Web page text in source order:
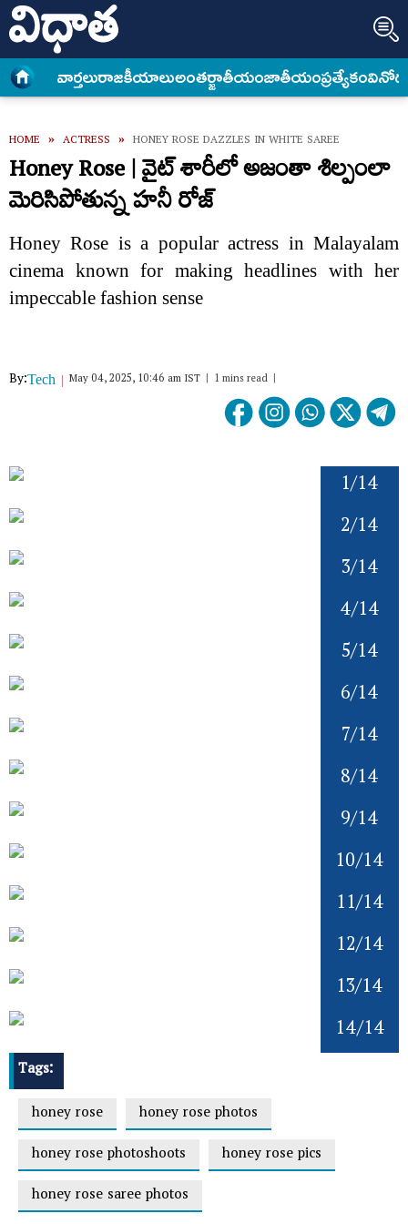
వార్త‌లురాజకీయాలుఅంత‌ర్జాతీయంజాతీయంప్రత్యేకం
HOME » ACTRESS » HONEY ROSE DAZZLES IN WHITE SAREE
Honey Rose | వైట్ శారీలో అజంతా శిల్పంలా
మెరిసిపోతున్న హనీ రోజ్
Honey Rose is a popular actress in Malayalam
cinema known for making headlines with her
impeccable fashion sense
By:Tech May 04, 2025, 10:46 am IST 1 mins read
1/14
2/14
3/14
4/14
5/14
6/14
7/14
8/14
9/14
10/14
11/14
12/14
13/14
14/14
Tags:
honey rose
honey rose photos
honey rose photoshoots
honey rose pics
honey rose saree photos